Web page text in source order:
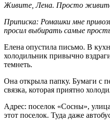
Живите, Лена. Просто
Приписка: Ромашки мне
просил выбирать самые
Елена опустила письмо. В
холодильник привычно
темнеть.
Она открыла папку. Бумаги с
связка, которая приятно
Адрес: поселок «Сосны»,
этот поселок. Туда даже